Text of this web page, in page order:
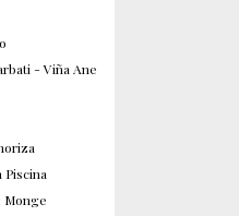
- Viña Ane
Monge